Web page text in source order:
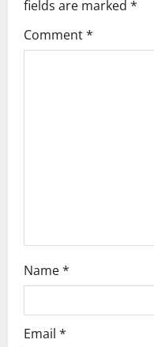
g
a
fields are marked *
Comment*
Name*
Email *